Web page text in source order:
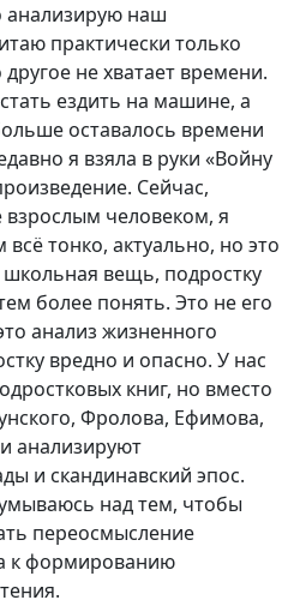
наш
практически только
не хватает времени.
ездить на машине, а
оставалось времени
я взяла в руки «Войну
Сейчас,
человеком, я
тонко, актуально, но это
вещь, подростку
более понять. Это не его
анализ жизненного
вредно и опасно. У нас
книг, но вместо
Фролова, Ефимова,
анализируют
и скандинавский эпос.
над тем, чтобы
переосмысление
к формированию